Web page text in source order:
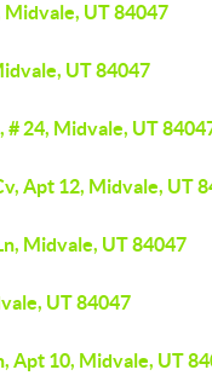
Midvale, UT 84047
UT 84047
# 24, Midvale, UT
Apt 12, Midvale, UT
Midvale, UT 84047
UT 84047
Apt 10, Midvale, UT